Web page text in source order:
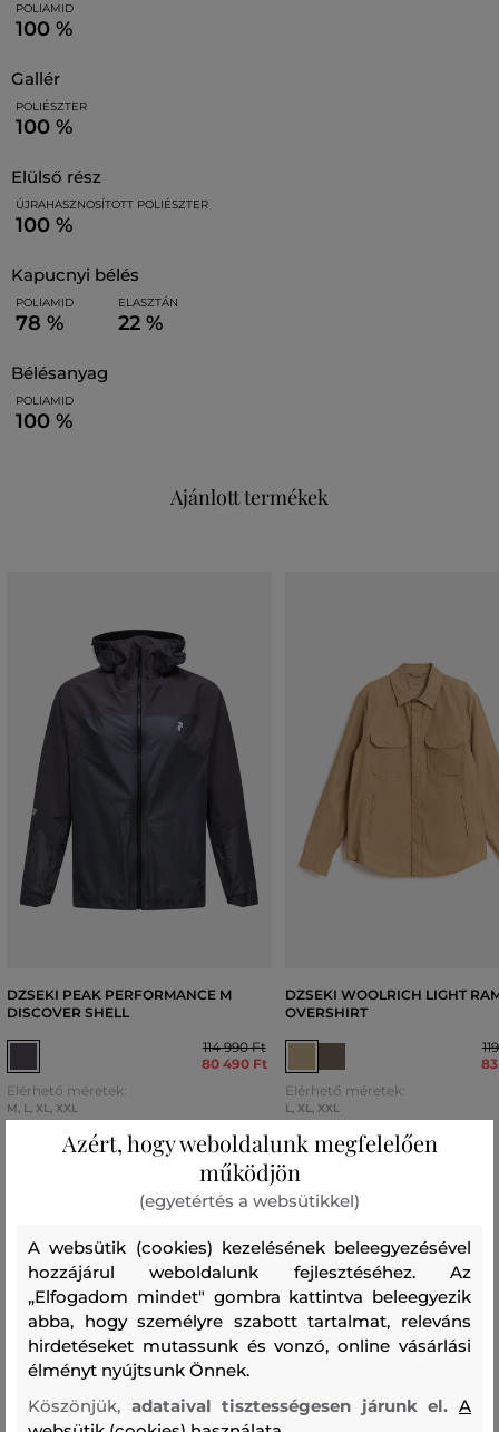
POLIAMID
100 %
gallér
POLIÉSZTER
100 %
elülső rész
ÚJRAHASZNOSÍTOTT POLIÉSZTER
100 %
kapucnyi bélés
POLIAMID
78 %
ELASZTÁN
22 %
bélésanyag
POLIAMID
100 %
Ajánlott termékek
DZSEKI PEAK PERFORMANCE M
DISCOVER SHELL
114 990 Ft
80 490 Ft
Elérhető méretek:
M, L, XL, XXL
DZSEKI WOOLRICH LIGHT
OVERSHIRT
Elérhető méretek:
L, XL, XXL
ÜGYFELEINKNEK ÁLTAL ÉRTÉKELT MÉRETEK
A méret sokkal kisebb, mint amit
viselek
0
amit viselek
0
Azért, hogy weboldalunk megfelelően
működjön
(egyetértés a websütikkel)
A websütik (cookies) kezelésének beleegyezésével
hozzájárul weboldalunk fejlesztéséhez. Az
„Elfogadom mindet" gombra kattintva beleegyezik
abba, hogy személyre szabott tartalmat, releváns
hirdetéseket mutassunk és vonzó, online vásárlási
élményt nyújtsunk Önnek.
Köszönjük, adataival tisztességesen járunk el.A